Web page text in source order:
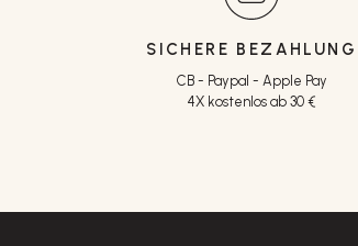
SICHERE BEZAHLUNG
CB - Paypal - Apple Pay
4X kostenlos ab 30 €